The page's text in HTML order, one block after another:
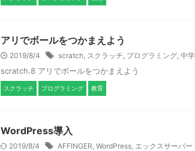
アリでボールをつかまえよう
2019/8/4 scratch, スクラッチ, プログラミング, 中
scratch.8 アリでボールをつかまえよう
スクラッチ プログラミング 教育
WordPress導入
2019/8/4 AFFINGER, WordPress, エックスサーバー